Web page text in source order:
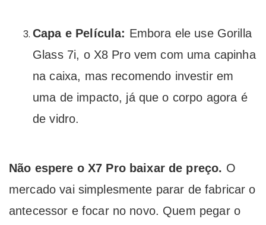
Capa e Película: Embora ele use Gorilla
Glass 7i, o X8 Pro vem com uma capinha
na caixa, mas recomendo investir em
uma de impacto, já que o corpo agora é
de vidro.
Não espere o X7 Pro baixar de preço. O
mercado vai simplesmente parar de fabricar o
antecessor e focar no novo. Quem pegar o